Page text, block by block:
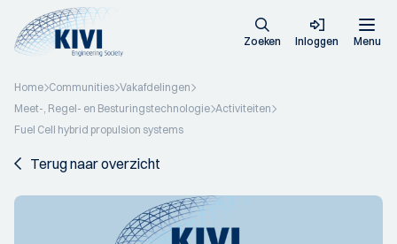
Zoeken Inloggen Menu
Home Communities Vakafdelingen
Meet-, Regel- en Besturingstechnologie Activiteiten
Fuel Cell hybrid propulsion systems
Terug naar overzicht